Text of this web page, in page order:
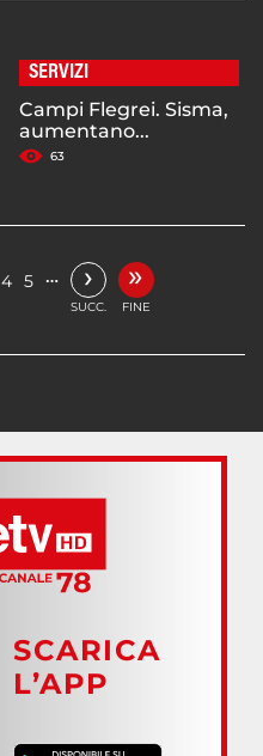
SERVIZI
Campi Flegrei. Sisma,
aumentano...
63
4 5 … ›
SUCC.
»
FINE
SCARICA
L’APP